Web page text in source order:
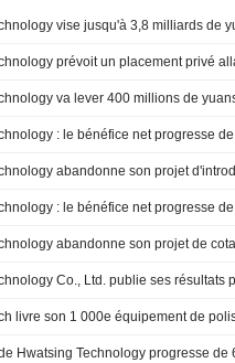
va lever 400 millions de
: le bénéfice net progresse
livre son 1 000e équipement de